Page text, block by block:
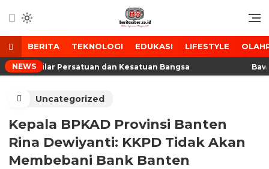
konten
BeritaSiber.co.id
Media Tanggap Dan Akurat
BERITA TEKNOLOGI EDUKASI LIFESTYLE
NEWS
Pilar Persatuan dan Kesatuan Bangsa Bawa
Uncategorized
Kepala BPKAD Provinsi Banten
Rina Dewiyanti: KKPD Tidak Akan
Membebani Bank Banten